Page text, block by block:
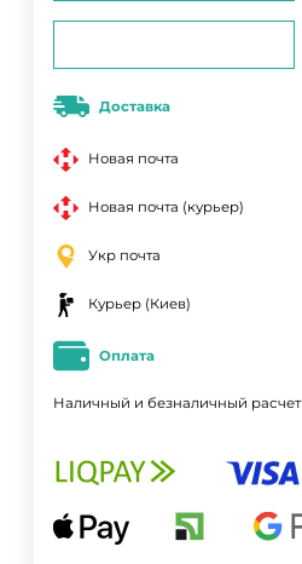
Доставка
Новая почта
Новая почта (курьер)
Укр почта
Курьер (Киев)
Оплата
Наличный и безналичный расчет